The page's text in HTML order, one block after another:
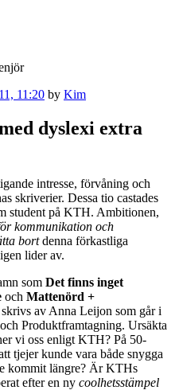
11:20 by Kim
dyslexi extra
intresse, förvåning och
skriverier. Dessa tio castades
student på KTH. Ambitionen,
kommunikation och
bortdenna förkastliga
lider av.
som Det finns inget
och Mattenörd +
skrivs av Anna Leijon som går i
Produktframtagning. Ursäkta
vi oss enligt KTH? På 50-
tjejer kunde vara både snygga
kommit längre? Är KTHs
efter en ny coolhetsstämpel